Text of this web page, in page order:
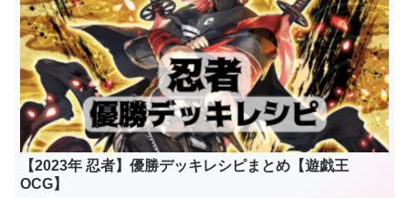
【2023年 忍者】優勝デッキレシピまとめ【遊戯王
OCG】